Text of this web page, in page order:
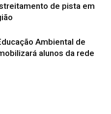
de pista em
Ambiental de
alunos da rede